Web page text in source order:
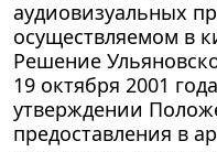
аудиовизуальных
осуществляемом в
Решение
19 октября 2001
утверждении
предоставления в